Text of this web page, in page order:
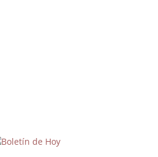
la Prestación de Servicios
de satisfacción